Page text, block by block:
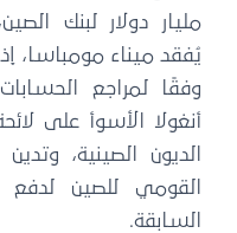
مليار دولار لبنك
يُفقد ميناء مومباسا،
أنغولا الأسوأ على
القومي للصين لدفع
السابقة.